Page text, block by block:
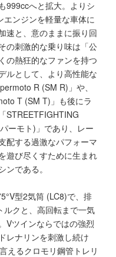
999ccへと拡大。よりシ
エンジンを軽量な車体に
速と、意のままに振り回
の刺激的な乗り味は「公
の熱狂的なファンを持つ
ルとして、より高性能な
R (SM R)」や、
T (SM T)」も後にラ
STREETFIGHTING
ーモト)」であり、レー
配する過激なパフォーマ
遊び尽くすために生まれ
である。
型2気筒 (LC8)で、排
クと、高回転まで一気
Vツインならではの強烈
レナリンを刺激し続け
えるクロモリ鋼管トレリ